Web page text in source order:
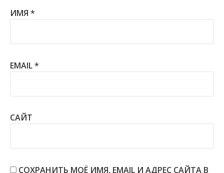
ИМЯ *
EMAIL*
САЙТ
СОХРАНИТЬ МОЁ ИМЯ, EMAIL И АДРЕС САЙТА В